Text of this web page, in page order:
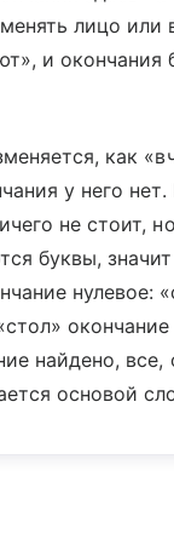
лицо
и окончания
как
у него
не стоит,
буквы,
нулевое:
найдено, все,
основой